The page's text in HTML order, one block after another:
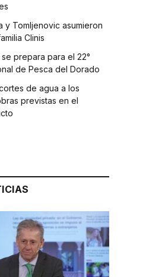
y Tomljenovic asumieron
Clinis
prepara para el 22°
de Pesca del Dorado
de agua a los
previstas en el